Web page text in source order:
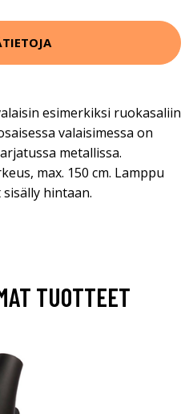
esimerkiksi ruokasaliin
valaisimessa on
metallissa.
max. 150 cm. Lamppu
hintaan.
TUOTTEET